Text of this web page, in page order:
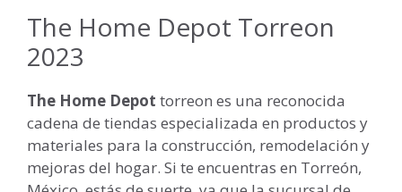
The Home Depot Torreon
2023
The Home Depot torreon es una reconocida
cadena de tiendas especializada en productos y
materiales para la construcción, remodelación y
mejoras del hogar. Si te encuentras en Torreón,